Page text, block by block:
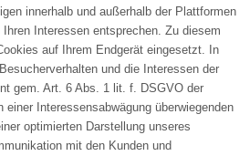
innerhalb und außerhalb der Plattformen
Interessen entsprechen. Zu diesem
auf Ihrem Endgerät eingesetzt. In
und die Interessen der
gem. Art. 6 Abs. 1 lit. f. DSGVO der
einer Interessensabwägung überwiegenden
optimierten Darstellung unseres
mit den Kunden und